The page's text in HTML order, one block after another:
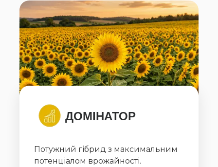
ДОМІНАТОР
Потужний гібрид з максимальним
потенціалом врожайності.